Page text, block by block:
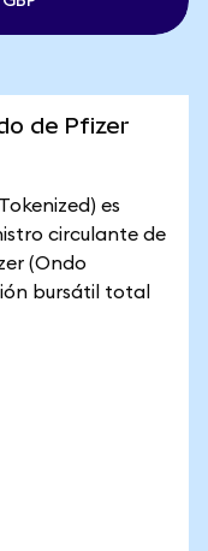
de Pfizer
es
circulante de
(Ondo
bursátil total